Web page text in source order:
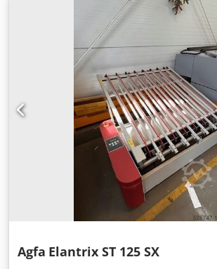
Agfa Elantrix ST 125 SX